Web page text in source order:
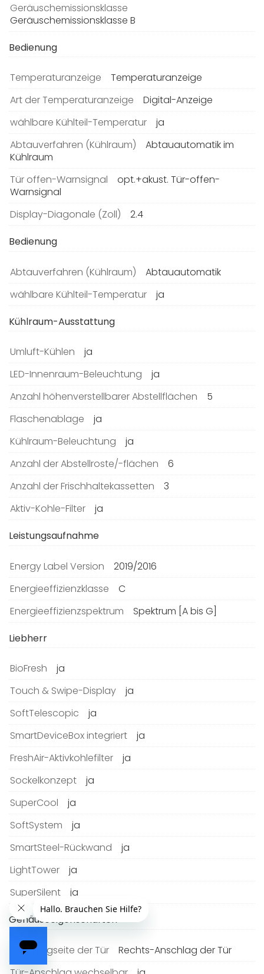
Geräuschemissionsklasse
Geräuschemissionsklasse B
Bedienung
Temperaturanzeige
Temperaturanzeige
Art der Temperaturanzeige
Digital-Anzeige
wählbare Kühlteil-Temperatur
ja
Abtauverfahren (Kühlraum)
Abtauautomatik im
Kühlraum
Tür offen-Warnsignal
opt.+akust. Tür-offen-
Warnsignal
Display-Diagonale (Zoll)
2.4
Bedienung
Abtauverfahren (Kühlraum)
Abtauautomatik
wählbare Kühlteil-Temperatur
ja
Kühlraum-Ausstattung
Umluft-Kühlen
ja
LED-Innenraum-Beleuchtung
ja
Anzahl höhenverstellbarer Abstellflächen
5
Flaschenablage
ja
Kühlraum-Beleuchtung
ja
Anzahl der Abstellroste/-flächen
6
Anzahl der Frischhaltekassetten
3
Aktiv-Kohle-Filter
ja
Leistungsaufnahme
Energy Label Version
2019/2016
Energieeffizienzklasse
C
Energieeffizienzspektrum
Spektrum [A bis G]
Liebherr
BioFresh
ja
Touch & Swipe-Display
ja
SoftTelescopic
ja
SmartDeviceBox integriert
ja
FreshAir-Aktivkohlefilter
ja
Sockelkonzept
ja
SuperCool
ja
SoftSystem
ja
SmartSteel-Rückwand
ja
LightTower
ja
SuperSilent
ja
Gehäuseeigenschaften
Anschlagseite der Tür
Rechts-Anschlag der Tür